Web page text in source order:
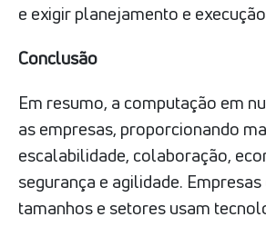
e exigir planejamento e
Conclusão
Em resumo, a computação em
as empresas, proporcionando
escalabilidade, colaboração,
segurança e agilidade.
tamanhos e setores usam